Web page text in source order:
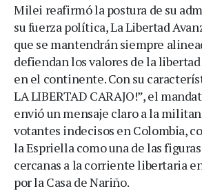
Milei reafirmó la postura de su
su fuerza política, La Libertad
que se mantendrán siempre
defiendan los valores de la
en el continente. Con su
LA LIBERTAD CARAJO!”, el
envió un mensaje claro a la
votantes indecisos en Colombia,
la Espriella como una de las
cercanas a la corriente libertaria
por la Casa de Nariño.